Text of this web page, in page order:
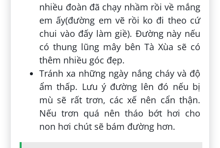
nhiều đoàn đã chạy nhầm rồi về mắng
em ấy(đường em vẽ rồi ko đi theo cứ
chui vào đấy làm giề). Đường này nếu
có thung lũng mây bên Tà Xùa sẽ có
thêm nhiều góc đẹp.
Tránh xa những ngày nắng cháy và độ
ẩm thấp. Lưu ý đường lên đó nếu bị
mù sẽ rất trơn, các xế nên cẩn thận.
Nếu trơn quá nên tháo bớt hơi cho
non hơi chút sẽ bám đường hơn.